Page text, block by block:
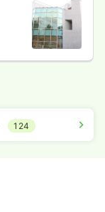
124